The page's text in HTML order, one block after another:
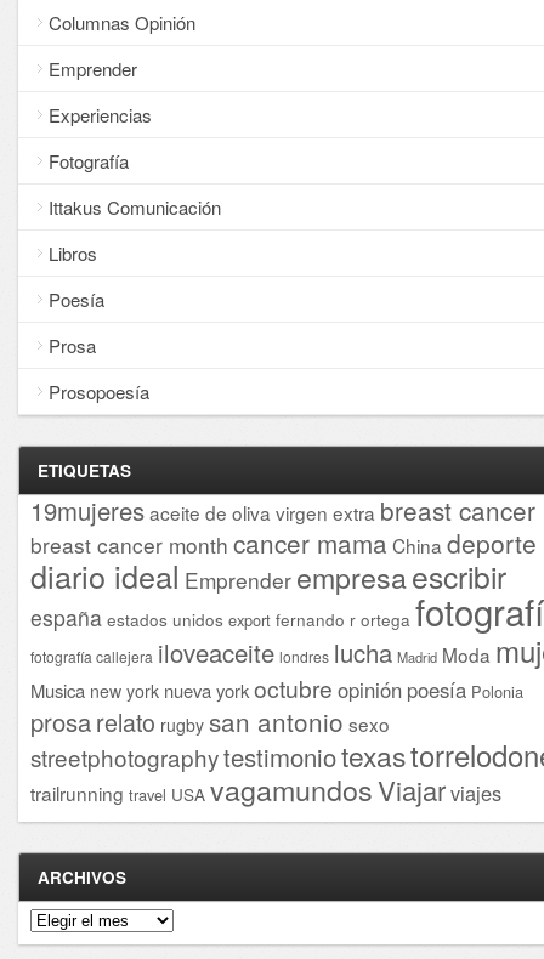
Columnas Opinión
Emprender
Experiencias
Fotografía
Ittakus Comunicación
Libros
Poesía
Prosa
Prosopoesía
ETIQUETAS
19mujeresaceite de oliva virgen extra breast cancer
breast cancer month cancer mama China deporte
diario ideal Emprender empresaescribir
españa estados unidos export fernando r ortega
fotografía callejera iloveaceite londres lucha Madrid Moda
Musica new york nueva yorkoctubre opinión poesía Polonia
prosarelato rugby san antonio sexo
streetphotographytestimoniotexas
trailrunning travel USA vagamundosViajarviajes
ARCHIVOS
Archivos